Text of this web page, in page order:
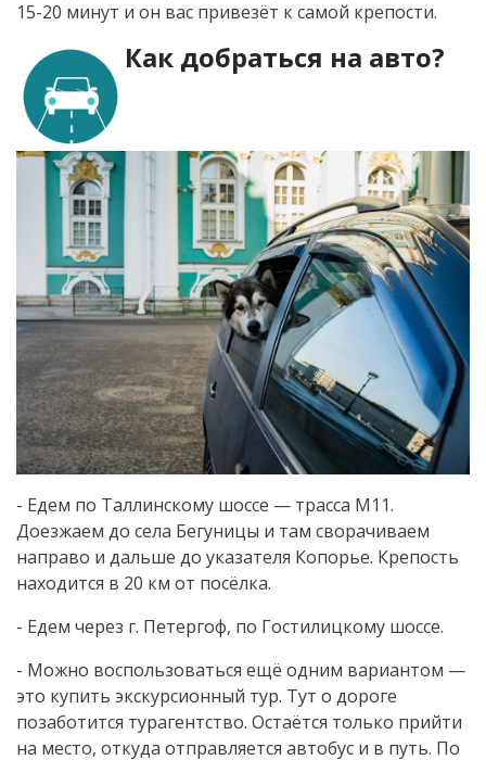
15-20 минут и он вас привезёт к самой крепости.
Как добраться на авто?
- Едем по Таллинскому шоссе — трасса М11.
Доезжаем до села Бегуницы и там сворачиваем
направо и дальше до указателя Копорье. Крепость
находится в 20 км от посёлка.
- Едем через г. Петергоф, по Гостилицкому шоссе.
- Можно воспользоваться ещё одним вариантом —
это купить экскурсионный тур. Тут о дороге
позаботится турагентство. Остаётся только прийти
на место, откуда отправляется автобус и в путь. По